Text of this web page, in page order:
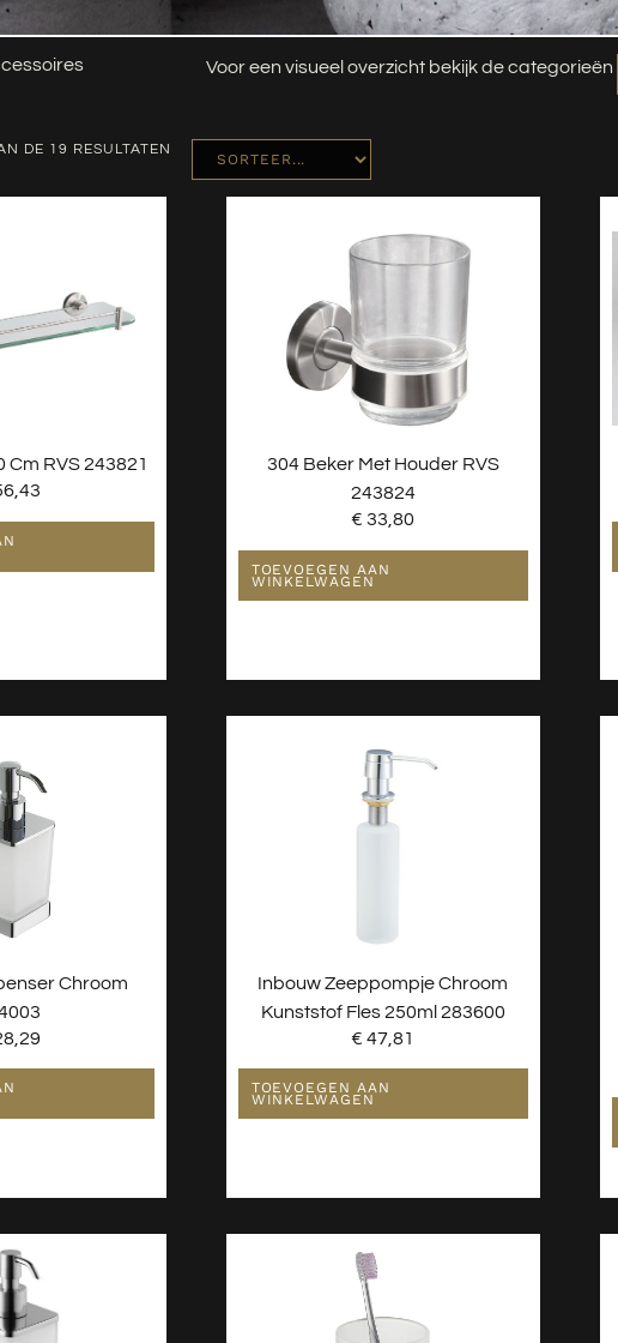
Voor een visueel overzicht bekijk de categorieën
DE 19 RESULTATEN
Cm RVS 243821
304 Beker Met Houder RVS
243824
€ 33,80
TOEVOEGEN AAN
WINKELWAGEN
Chroom
Inbouw Zeeppompje Chroom
Kunststof Fles 250ml 283600
€ 47,81
TOEVOEGEN AAN
WINKELWAGEN